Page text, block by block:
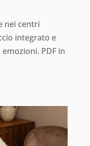
nei centri
integrato e
PDF in